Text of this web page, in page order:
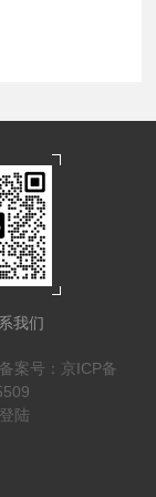
我们
备案号：京ICP备
陆